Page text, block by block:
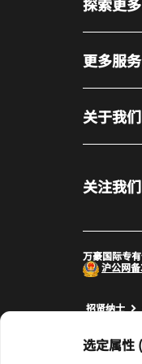
选定属性
更多服务
关于我们
关注我们
万豪国际专
沪公网备
招贤纳士